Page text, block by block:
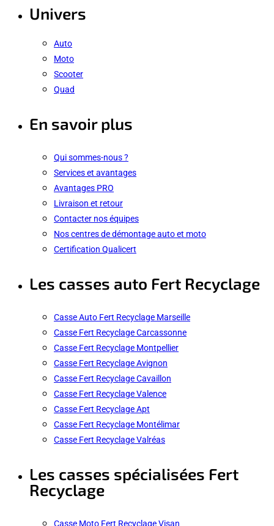
Univers
Auto
Moto
Scooter
Quad
En savoir plus
Qui sommes-nous ?
Services et avantages
Avantages PRO
Livraison et retour
Contacter nos équipes
Nos centres de démontage auto et moto
Certification Qualicert
Les casses auto Fert Recyclage
Casse Auto Fert Recyclage Marseille
Casse Fert Recyclage Carcassonne
Casse Fert Recyclage Montpellier
Casse Fert Recyclage Avignon
Casse Fert Recyclage Cavaillon
Casse Fert Recyclage Valence
Casse Fert Recyclage Apt
Casse Fert Recyclage Montélimar
Casse Fert Recyclage Valréas
Les casses spécialisées Fert
Recyclage
Casse Moto Fert Recyclage Visan